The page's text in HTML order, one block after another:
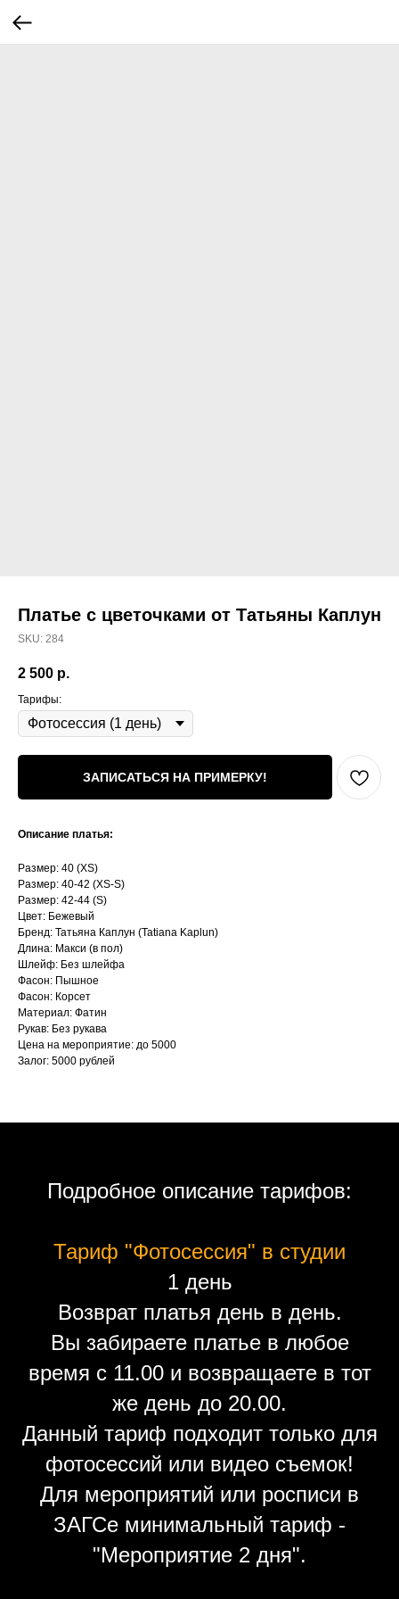
Платье с цветочками от Татьяны Каплун
SKU: 284
2 500 р.
Тарифы:
ЗАПИСАТЬСЯ НА ПРИМЕРКУ!
Описание платья:
Размер: 40 (XS)
Размер: 40-42 (XS-S)
Размер: 42-44 (S)
Цвет: Бежевый
Бренд: Татьяна Каплун (Tatiana Kaplun)
Длина: Макси (в пол)
Шлейф: Без шлейфа
Фасон: Пышное
Фасон: Корсет
Материал: Фатин
Рукав: Без рукава
Цена на мероприятие: до 5000
Залог: 5000 рублей
Подробное описание тарифов:
Тариф "Фотосессия" в студии
1 день
Возврат платья день в день.
Вы забираете платье в любое
время с 11.00 и возвращаете в тот
же день до 20.00.
Данный тариф подходит только для
фотосессий или видео съемок!
Для мероприятий или росписи в
ЗАГСе минимальный тариф -
"Мероприятие 2 дня".